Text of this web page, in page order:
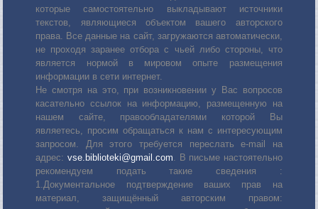
которые самостоятельно выкладывают источники
текстов, являющиеся объектом вашего авторского
права. Все данные на сайт, загружаются автоматически,
не проходя заранее отбора с чьей либо стороны, что
является нормой в мировом опыте размещения
информации в сети интернет.
Не смотря на это, при возникновении у Вас вопросов
касательно ссылок на информацию, размещенную на
нашем сайте, правообладателями которой Вы
являетесь, просим обращаться к нам с интересующим
запросом. Для этого требуется переслать е-mail на
адрес: vse.biblioteki@gmail.com. В письме настоятельно
рекомендуем подать такие сведения :
1.Документальное подтверждение ваших прав на
материал, защищённый авторским правом: